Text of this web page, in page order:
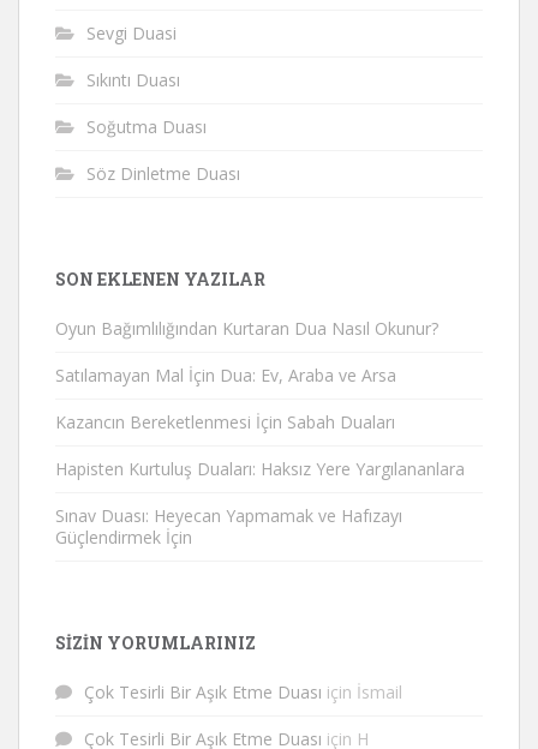
Sevgi Duasi
Sıkıntı Duası
Soğutma Duası
Söz Dinletme Duası
SON EKLENEN YAZILAR
Oyun Bağımlılığından Kurtaran Dua Nasıl Okunur?
Satılamayan Mal İçin Dua: Ev, Araba ve Arsa
Kazancın Bereketlenmesi İçin Sabah Duaları
Hapisten Kurtuluş Duaları: Haksız Yere Yargılananlara
Sınav Duası: Heyecan Yapmamak ve Hafızayı
Güçlendirmek İçin
SIZIN YORUMLARINIZ
Çok Tesirli Bir Aşık Etme Duası için İsmail
Çok Tesirli Bir Aşık Etme Duası için H